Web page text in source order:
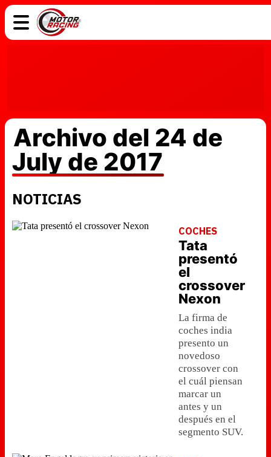
Archivo del 24 de
July de 2017
NOTICIAS
COCHES
Tata
presentó
el
crossover
Nexon
La firma de
coches india
presento un
novedoso
crossover con
el cuál piensan
marcar un
antes y un
después en el
segmento SUV.